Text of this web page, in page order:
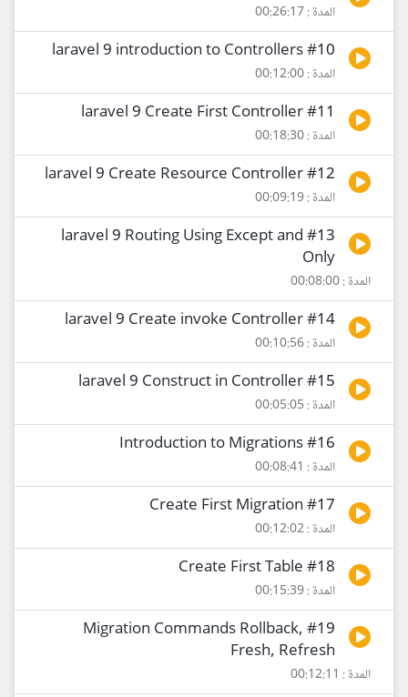
المدة : 00:26:17
#10 laravel 9 introduction to Controllers
المدة : 00:12:00
#11 laravel 9 Create First Controller
المدة : 00:18:30
#12 laravel 9 Create Resource Controller
المدة : 00:09:19
#13 laravel 9 Routing Using Except and
Only
المدة : 00:08:00
#14 laravel 9 Create invoke Controller
المدة : 00:10:56
#15 laravel 9 Construct in Controller
المدة : 00:05:05
#16 Introduction to Migrations
المدة : 00:08:41
#17 Create First Migration
المدة : 00:12:02
#18 Create First Table
المدة : 00:15:39
#19 Migration Commands Rollback,
Fresh, Refresh
المدة : 00:12:11